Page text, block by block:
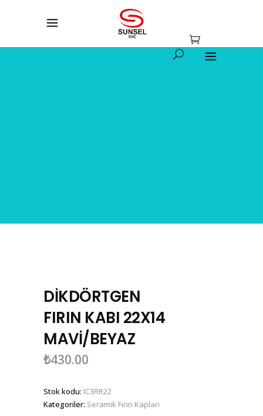
DİKDÖRTGEN
FIRIN KABI 22X14
MAVİ/BEYAZ
₺430.00
Stok kodu: IC3RR22
Kategoriler: Seramik Fırın Kapları